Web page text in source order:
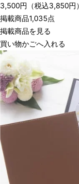
3,500円 （税込3,850円）
掲載商品1,035点
掲載商品を見る
買い物かごへ入れる